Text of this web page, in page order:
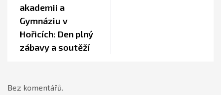
akademii a
Gymnáziu v
Hořicích: Den plný
zábavy a soutěží
Bez komentářů.